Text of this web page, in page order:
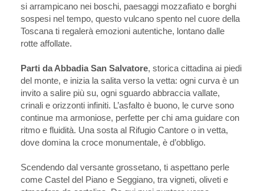
si arrampicano nei boschi, paesaggi mozzafiato e borghi
sospesi nel tempo, questo vulcano spento nel cuore della
Toscana ti regalerà emozioni autentiche, lontano dalle
rotte affollate.
Parti da Abbadia San Salvatore, storica cittadina ai piedi
del monte, e inizia la salita verso la vetta: ogni curva è un
invito a salire più su, ogni sguardo abbraccia vallate,
crinali e orizzonti infiniti. L’asfalto è buono, le curve sono
continue ma armoniose, perfette per chi ama guidare con
ritmo e fluidità. Una sosta al Rifugio Cantore o in vetta,
dove domina la croce monumentale, è d’obbligo.
Scendendo dal versante grossetano, ti aspettano perle
come Castel del Piano e Seggiano, tra vigneti, oliveti e